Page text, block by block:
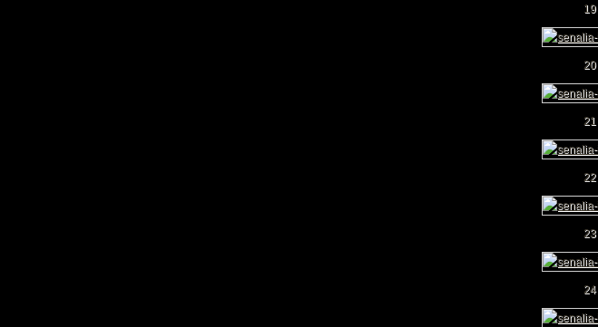
19
20
21
22
23
24